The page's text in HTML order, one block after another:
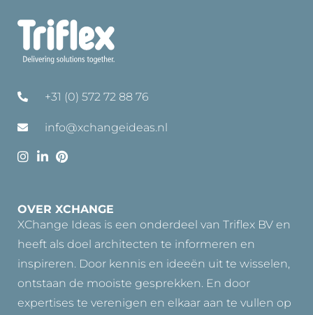
+31 (0) 572 72 88 76
info@xchangeideas.nl
OVER XCHANGE
XChange Ideas is een onderdeel van Triflex BV en
heeft als doel architecten te informeren en
inspireren. Door kennis en ideeën uit te wisselen,
ontstaan de mooiste gesprekken. En door
expertises te verenigen en elkaar aan te vullen op